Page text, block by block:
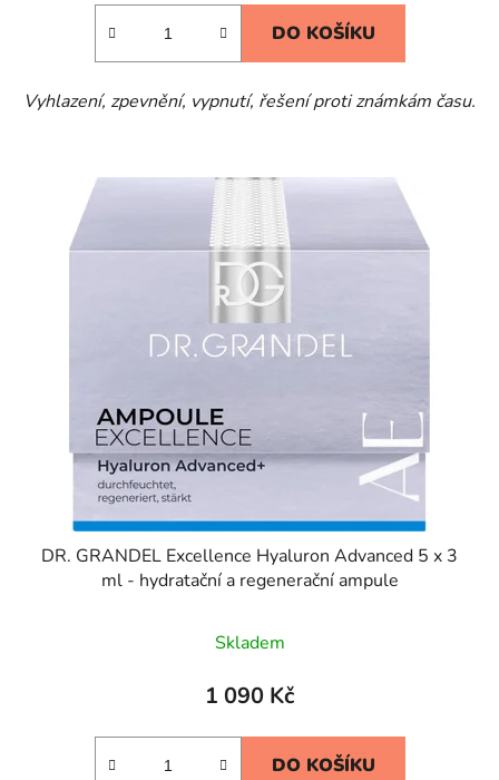
DO KOŠÍKU
Vyhlazení, zpevnění, vypnutí, řešení proti známkám času.
DR. GRANDEL Excellence Hyaluron Advanced 5 x 3
ml - hydratační a regenerační ampule
Skladem
1 090 Kč
DO KOŠÍKU